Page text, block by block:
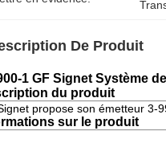
De Produit
1 GF Signet Système
du produit
propose son émetteur 3-
sur le produit